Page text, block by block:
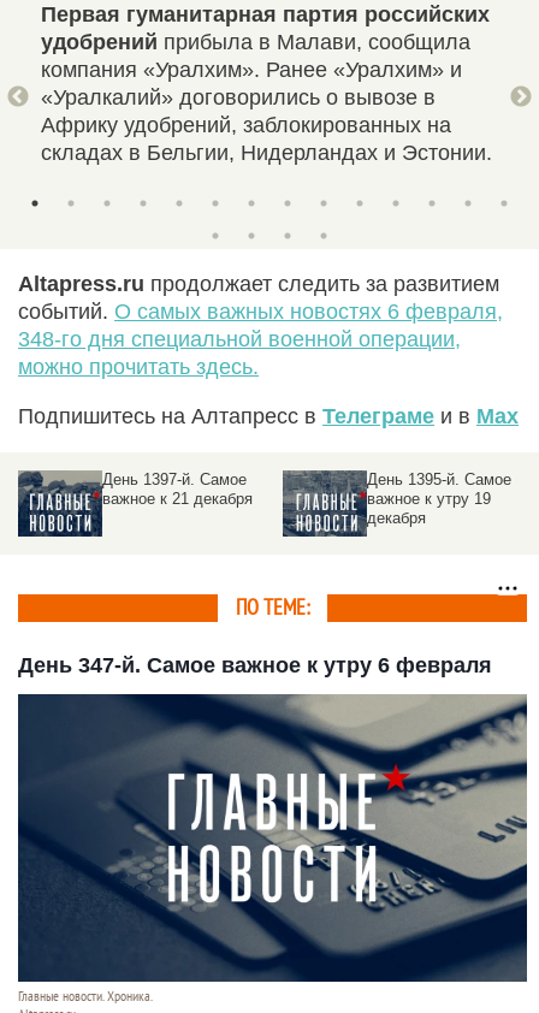
Первая гуманитарная партия российских
удобрений прибыла в Малави, сообщила
компания «Уралхим». Ранее «Уралхим» и
«Уралкалий» договорились о вывозе в
Африку удобрений, заблокированных на
складах в Бельгии, Нидерландах и Эстонии.
Altapress.ru продолжает следить за развитием
событий. О самых важных новостях 6 февраля,
348-го дня специальной военной операции,
можно прочитать здесь.
Подпишитесь на Алтапресс в Телеграме и в Max
День 1395-й. Самое
важное к утру 19
День 1394-й. Самое
важное к утру 18
декабря
ПО ТЕМЕ:
День 347-й. Самое важное к утру 6 февраля
Главные новости. Хроника.